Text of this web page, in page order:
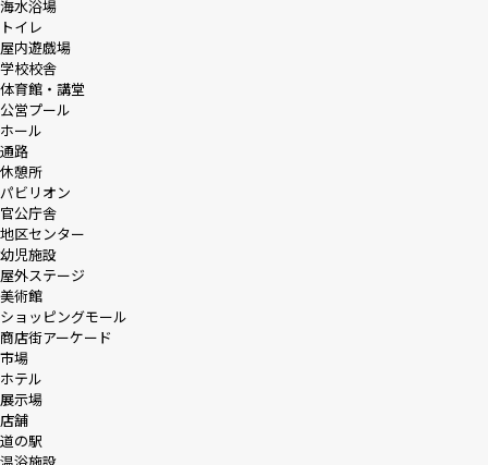
海水浴場
トイレ
屋内遊戯場
学校校舎
体育館・講堂
公営プール
ホール
通路
休憩所
パビリオン
官公庁舎
地区センター
幼児施設
屋外ステージ
美術館
ショッピングモール
商店街アーケード
市場
ホテル
展示場
店舗
道の駅
温浴施設